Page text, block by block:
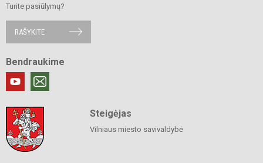
Turite pasiūlymų?
RAŠYKITE
Bendraukime
Steigėjas
Vilniaus miesto savivaldybė